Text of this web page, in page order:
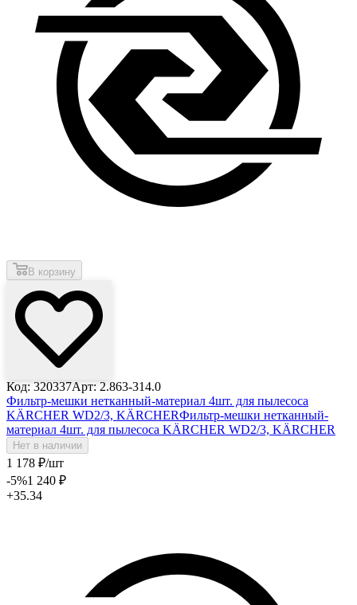
В корзину
Код: 320337Арт: 2.863-314.0
Фильтр-мешки нетканный-материал 4шт. для пылесоса
KÄRCHER WD2/3, KÄRCHERФильтр-мешки нетканный-
материал 4шт. для пылесоса KÄRCHER WD2/3, KÄRCHER
Нет в наличии
1 178 ₽/шт
-5%1 240 ₽
+35.34